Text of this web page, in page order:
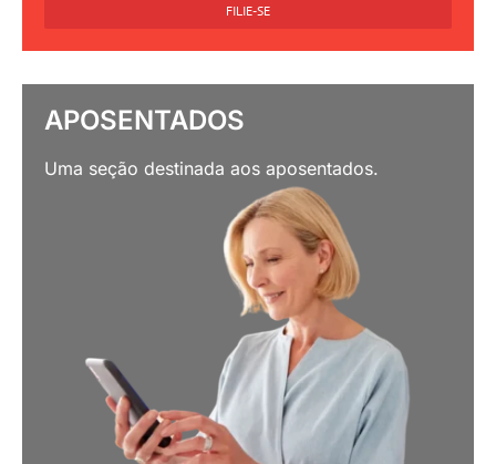
FILIE-SE
APOSENTADOS
Uma seção destinada aos aposentados.